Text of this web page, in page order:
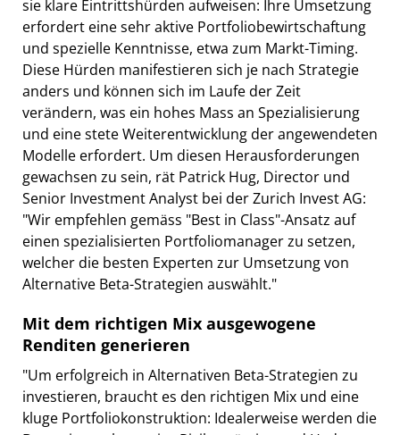
sie klare Eintrittshürden aufweisen: Ihre Umsetzung
erfordert eine sehr aktive Portfoliobewirtschaftung
und spezielle Kenntnisse, etwa zum Markt-Timing.
Diese Hürden manifestieren sich je nach Strategie
anders und können sich im Laufe der Zeit
verändern, was ein hohes Mass an Spezialisierung
und eine stete Weiterentwicklung der angewendeten
Modelle erfordert. Um diesen Herausforderungen
gewachsen zu sein, rät Patrick Hug, Director und
Senior Investment Analyst bei der Zurich Invest AG:
"Wir empfehlen gemäss "Best in Class"-Ansatz auf
einen spezialisierten Portfoliomanager zu setzen,
welcher die besten Experten zur Umsetzung von
Alternative Beta-Strategien auswählt."
Mit dem richtigen Mix ausgewogene
Renditen generieren
"Um erfolgreich in Alternativen Beta-Strategien zu
investieren, braucht es den richtigen Mix und eine
kluge Portfoliokonstruktion: Idealerweise werden die